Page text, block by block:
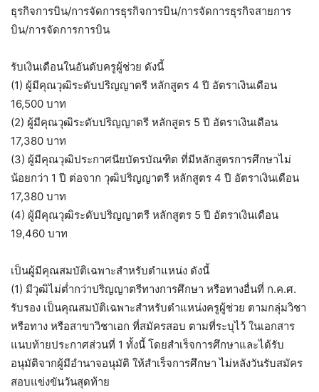
ธุรกิจการบิน/การจัดการธุรกิจการบิน/การจัดการธุรกิจสายการ
บิน/การจัดการการบิน
รับเงินเดือนในอันดับครูผู้ช่วย ดังนี้
(1) ผู้มีคุณวุฒิระดับปริญญาตรี หลักสูตร 4 ปี อัตราเงินเดือน
16,500 บาท
(2) ผู้มีคุณวุฒิระดับปริญญาตรี หลักสูตร 5 ปี อัตราเงินเดือน
17,380 บาท
(3) ผู้มีคุณวุฒิประกาศนียบัตรบัณฑิต ที่มีหลักสูตรการศึกษาไม่
น้อยกว่า 1 ปี ต่อจาก วุฒิปริญญาตรี หลักสูตร 4 ปี อัตราเงินเดือน
17,380 บาท
(4) ผู้มีคุณวุฒิระดับปริญญาตรี หลักสูตร 5 ปี อัตราเงินเดือน
19,460 บาท
เป็นผู้มีคุณสมบัติเฉพาะสำหรับตำแหน่ง ดังนี้
(1) มีวุฒิไม่ต่ำกว่าปริญญาตรีทางการศึกษา หรือทางอื่นที่ ก.ค.ศ.
รับรอง เป็นคุณสมบัติเฉพาะสำหรับตำแหน่งครูผู้ช่วย ตามกลุ่มวิชา
หรือทาง หรือสาขาวิชาเอก ที่สมัครสอบ ตามที่ระบุไว้ ในเอกสาร
แนบท้ายประกาศส่วนที่ 1 ทั้งนี้ โดยสำเร็จการศึกษาและได้รับ
อนุมัติจากผู้มีอำนาจอนุมัติ ให้สำเร็จการศึกษา ไม่หลังวันรับสมัคร
สอบแข่งขันวันสุดท้าย